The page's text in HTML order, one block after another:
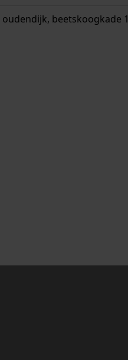
oudendijk, beetskoogkade 1